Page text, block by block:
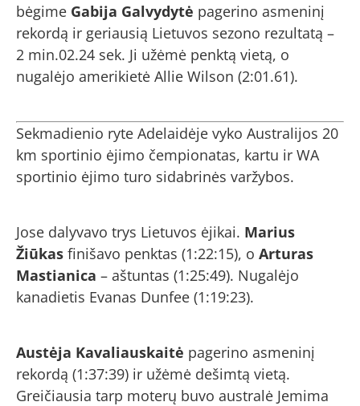
bėgime Gabija Galvydytė pagerino asmeninį
rekordą ir geriausią Lietuvos sezono rezultatą –
2 min.02.24 sek. Ji užėmė penktą vietą, o
nugalėjo amerikietė Allie Wilson (2:01.61).
Sekmadienio ryte Adelaidėje vyko Australijos 20
km sportinio ėjimo čempionatas, kartu ir WA
sportinio ėjimo turo sidabrinės varžybos.
Jose dalyvavo trys Lietuvos ėjikai. Marius
Žiūkas finišavo penktas (1:22:15), o Arturas
Mastianica – aštuntas (1:25:49). Nugalėjo
kanadietis Evanas Dunfee (1:19:23).
Austėja Kavaliauskaitė pagerino asmeninį
rekordą (1:37:39) ir užėmė dešimtą vietą.
Greičiausia tarp moterų buvo australė Jemima